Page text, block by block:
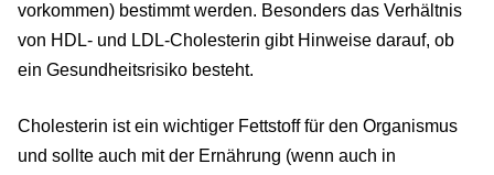
vorkommen) bestimmt werden. Besonders das Verhältnis
von HDL- und LDL-Cholesterin gibt Hinweise darauf, ob
ein Gesundheitsrisiko besteht.
Cholesterin ist ein wichtiger Fettstoff für den Organismus
und sollte auch mit der Ernährung (wenn auch in